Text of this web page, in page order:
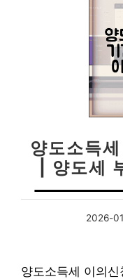
양도소득
| 양도세
2026-
양도소득세 이의